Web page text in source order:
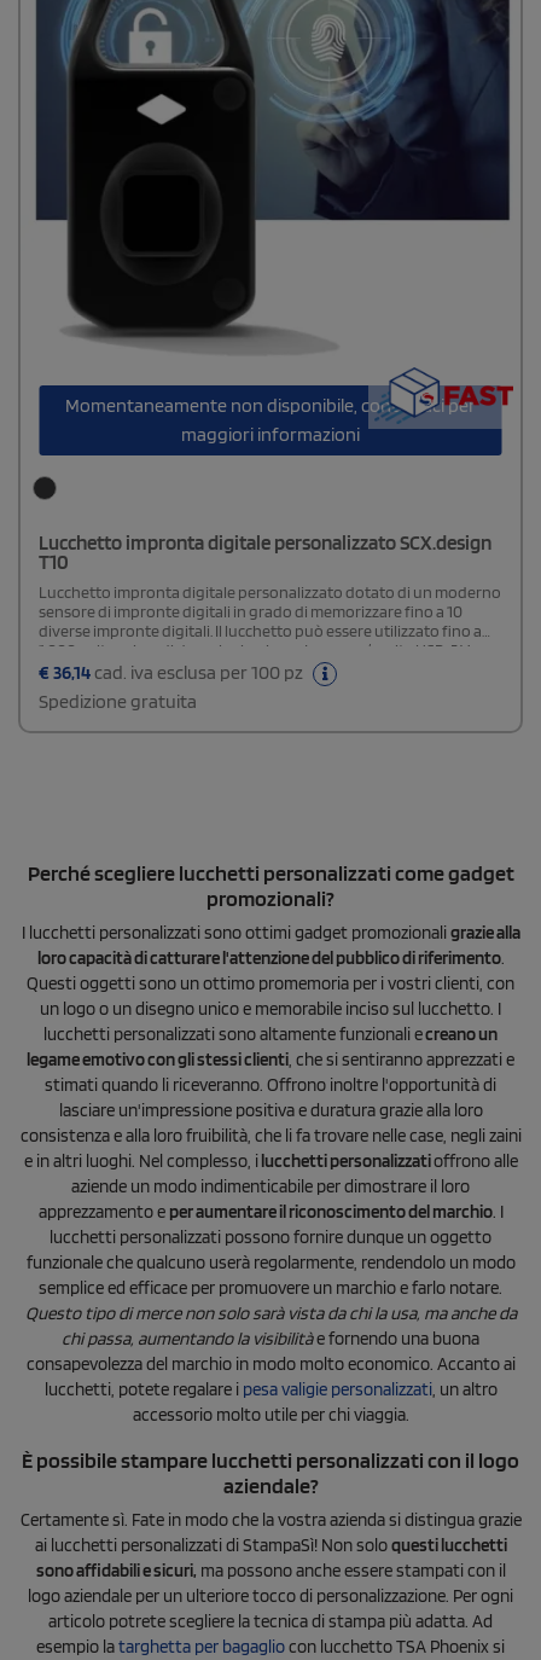
Momentaneamente non disponibile, contattaci per
maggiori informazioni
Lucchetto impronta digitale personalizzato SCX.design
T10
Lucchetto impronta digitale personalizzato dotato di un moderno
sensore di impronte digitali in grado di memorizzare fino a 10
diverse impronte digitali. Il lucchetto può essere utilizzato fino a
1.000 volte prima di doverlo ricaricare. Ingresso/uscita USB: 5 V -
100 mA/3,7 V - 150 ?A. Dimensione: 28 x 60 x 15 mm. Tempo di ricarica:
3 ore. Vengono forniti in una confezione regalo con chiusura
magnetica, realizzata in carta riciclata.
€ 36,14 cad. iva esclusa per 100 pz
Spedizione gratuita
Perché scegliere lucchetti personalizzati come gadget
promozionali?
I lucchetti personalizzati sono ottimi gadget promozionaligrazie alla
loro capacità di catturare l'attenzione del pubblico di riferimento.
Questi oggetti sono un ottimo promemoria per i vostri clienti, con
un logo o un disegno unico e memorabile inciso sul lucchetto. I
lucchetti personalizzati sono altamente funzionali ecreano un
legame emotivo con gli stessi clienti, che si sentiranno apprezzati e
stimati quando li riceveranno. Offrono inoltre l'opportunità di
lasciare un'impressione positiva e duratura grazie alla loro
consistenza e alla loro fruibilità, che li fa trovare nelle case, negli zaini
e in altri luoghi. Nel complesso, ilucchetti personalizzatioffrono alle
aziende un modo indimenticabile per dimostrare il loro
apprezzamento e per aumentare il riconoscimento del marchio. I
lucchetti personalizzati possono fornire dunque un oggetto
funzionale che qualcuno userà regolarmente, rendendolo un modo
semplice ed efficace per promuovere un marchio e farlo notare.
Questo tipo di merce non solo sarà vista da chi la usa, ma anche da
chi passa, aumentando la visibilitàe fornendo una buona
consapevolezza del marchio in modo molto economico. Accanto ai
lucchetti, potete regalare i pesa valigie personalizzati, un altro
accessorio molto utile per chi viaggia.
È possibile stampare lucchetti personalizzati con il logo
aziendale?
Certamente sì. Fate in modo che la vostra azienda si distingua grazie
ai lucchetti personalizzati di StampaSì! Non soloquesti lucchetti
sono affidabili e sicuri, ma possono anche essere stampati con il
logo aziendale per un ulteriore tocco di personalizzazione. Per ogni
articolo potrete scegliere la tecnica di stampa più adatta. Ad
esempio latarghetta per bagagliocon lucchetto TSA Phoenix si